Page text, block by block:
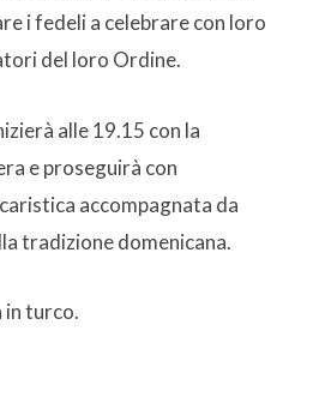
i fedeli a celebrare con loro
del loro Ordine.
alle 19.15 con la
e proseguirà con
accompagnata da
tradizione domenicana.
in turco.